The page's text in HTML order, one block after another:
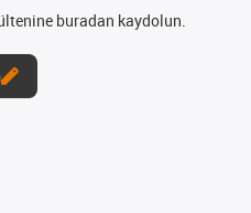
buradan kaydolun.